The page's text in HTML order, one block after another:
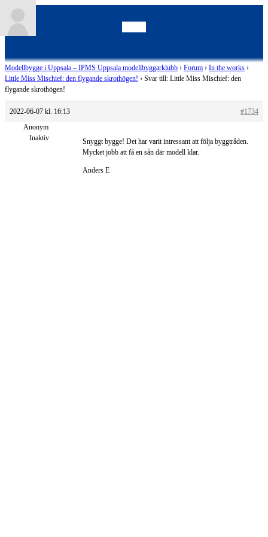
Modellbygge i Uppsala – IPMS Uppsala modellbyggarklubb › Forum › In the works ›
Little Miss Mischief: den flygande skrothögen! › Svar till: Little Miss Mischief: den
flygande skrothögen!
2022-06-07 kl. 16:13
#1734
Anonym
Inaktiv
Snyggt bygge! Det har varit intressant att följa byggtråden.
Mycket jobb att få en sån där modell klar.
Anders E